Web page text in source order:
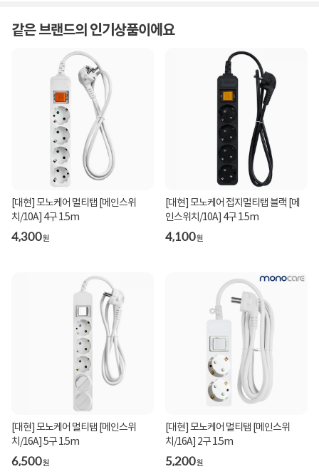
같은 브랜드의 인기상품이에요
[대현] 모노케어 멀티탭 [메인스위
치/10A] 4구 1.5m
4,300원
[대현] 모노케어 접지멀티탭 블랙 [메
인스위치/10A] 4구 1.5m
4,100원
[대현] 모노케어 멀티탭 [메인스위
치/16A] 5구 1.5m
6,500원
[대현] 모노케어 멀티탭 [메인스위
치/16A] 2구 1.5m
5,200원